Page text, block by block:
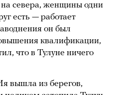
севера, женщины одни
есть — работает
он был
квалификации,
что в Тулуне ничего
вышла из берегов,